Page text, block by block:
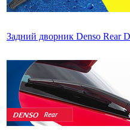
Задний дворник Denso Rear